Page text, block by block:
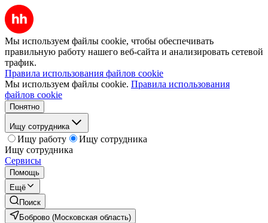
Мы используем файлы cookie, чтобы обеспечивать
правильную работу нашего веб-сайта и анализировать сетевой
трафик.
Правила использования файлов cookie
Мы используем файлы cookie. Правила использования
файлов cookie
Понятно
Ищу сотрудника
Ищу работу
Ищу сотрудника
Ищу сотрудника
Сервисы
Помощь
Ещё
Поиск
Боброво (Московская область)